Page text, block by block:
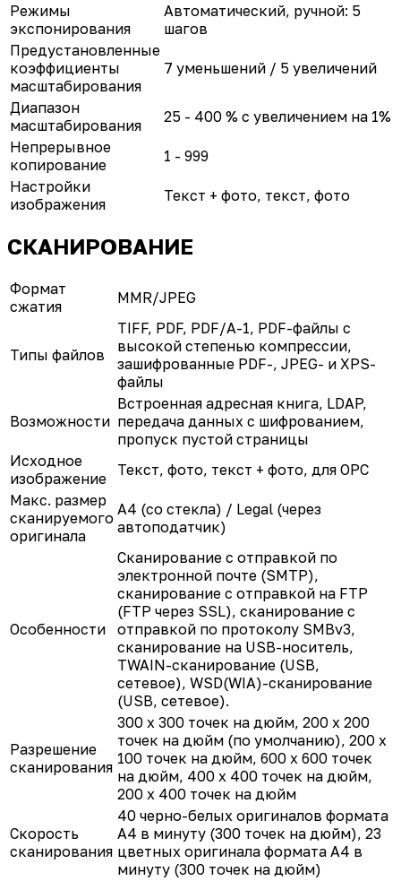
Режимы
экспонирования
Автоматический, ручной: 5
шагов
Предустановленные
коэффициенты
масштабирования
7 уменьшений / 5 увеличений
Диапазон
масштабирования
25 - 400 % с увеличением на 1%
Непрерывное
копирование
1 - 999
Настройки
изображения
Текст + фото, текст, фото
СКАНИРОВАНИЕ
Формат
сжатия
MMR/JPEG
Типы файлов
TIFF, PDF, PDF/A-1, PDF-файлы с
высокой степенью компрессии,
зашифрованные PDF-, JPEG- и XPS-
файлы
Возможности
Встроенная адресная книга, LDAP,
передача данных с шифрованием,
пропуск пустой страницы
Исходное
изображение
Текст, фото, текст + фото, для ОРС
Макс. размер
сканируемого
оригинала
A4 (со стекла) / Legal (через
автоподатчик)
Особенности
Сканирование с отправкой по
электронной почте (SMTP),
сканирование с отправкой на FTP
(FTP через SSL), сканирование с
отправкой по протоколу SMBv3,
сканирование на USB-носитель,
TWAIN-сканирование (USB,
сетевое), WSD(WIA)-сканирование
(USB, сетевое).
Разрешение
сканирования
300 x 300 точек на дюйм, 200 x 200
точек на дюйм (по умолчанию), 200 x
100 точек на дюйм, 600 x 600 точек
на дюйм, 400 x 400 точек на дюйм,
200 x 400 точек на дюйм
Скорость
сканирования
40 черно-белых оригиналов формата
А4 в минуту (300 точек на дюйм), 23
цветных оригинала формата А4 в
минуту (300 точек на дюйм)